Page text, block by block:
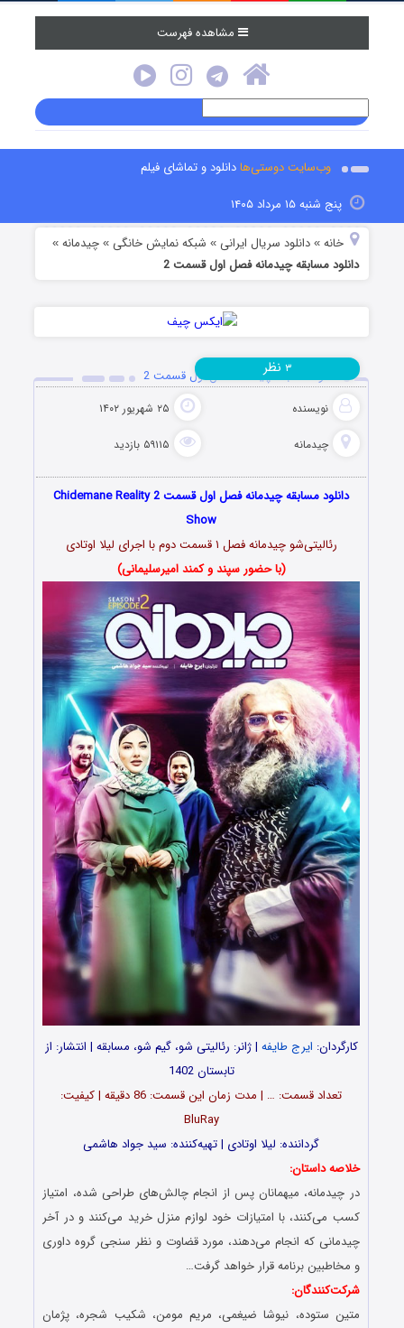
مشاهده فهرست
وب‌سایت دوستی‌هادانلود و تماشای فیلم
پنج شنبه ۱۵ مرداد ۱۴۰۵
خانه »دانلود سریال ایرانی » شبکه نمایش خانگی »چیدمانه »
دانلود مسابقه چیدمانه فصل اول قسمت 2
دانلود مسابقه چیدمانه فصل اول قسمت 2
نویسنده ۲۵ شهریور ۱۴۰۲
چیدمانه ۵۹۱۱۵ بازدید
۳ نظر
دانلود مسابقه چیدمانه فصل اول قسمت 2 Chidemane Reality
Show
رئالیتی‌شو چیدمانه فصل ۱ قسمت دوم با اجرای لیلا اوتادی
(با حضور سپند و کمند امیرسلیمانی)
کارگردان: ایرج طایفه | ژانر: رئالیتی شو، گیم شو، مسابقه | انتشار: از
تابستان 1402
تعداد قسمت‌: … | مدت زمان این قسمت: 86 دقیقه | کیفیت:
BluRay
گرداننده: لیلا اوتادی | تهیه‌کننده: سید جواد هاشمی
خلاصه داستان:
در چیدمانه، میهمانان پس از انجام چالش‌های طراحی شده، امتیاز
کسب می‌کنند، با امتیازات خود لوازم منزل خرید می‌کنند و در آخر
چیدمانی که انجام می‌دهند، مورد قضاوت و نظر سنجی گروه داوری
و مخاطبین برنامه قرار خواهد گرفت…
شرکت‌کنندگان:
متین ستوده، نیوشا ضیغمی، مریم مومن، شکیب شجره، پژمان